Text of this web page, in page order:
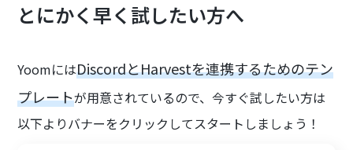
とにかく早く試したい方へ
YoomにはDiscordとHarvestを連携するためのテン
プレートが用意されているので、今すぐ試したい方は
以下よりバナーをクリックしてスタートしましょう！